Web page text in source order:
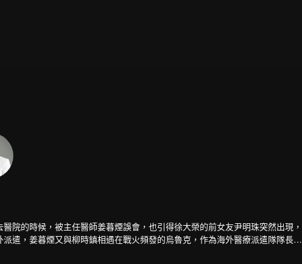
院的時候，被主任醫師姜暮煙誤會，也引得徐大榮的前女友尹明珠突然出現，
遣，姜暮煙又與柳時鎮相遇在戰火頻發的烏魯克，作為海外醫療派遣隊隊長的
對柳時鎮出生入死的工作又開始了新一輪擔憂，與此同時，徐大榮與尹明珠的